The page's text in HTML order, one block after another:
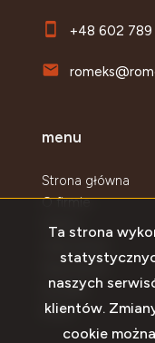
+48 602
menu
Strona główna
O firmie
Oferty
Najnowsze
Kontakt
Rodo
Ta strona
naszych
klientów.
cookie